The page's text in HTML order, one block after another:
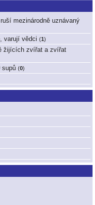
mezinárodně uznávaný
varují vědci (1)
žijících zvířat a zvířat
supů (0)